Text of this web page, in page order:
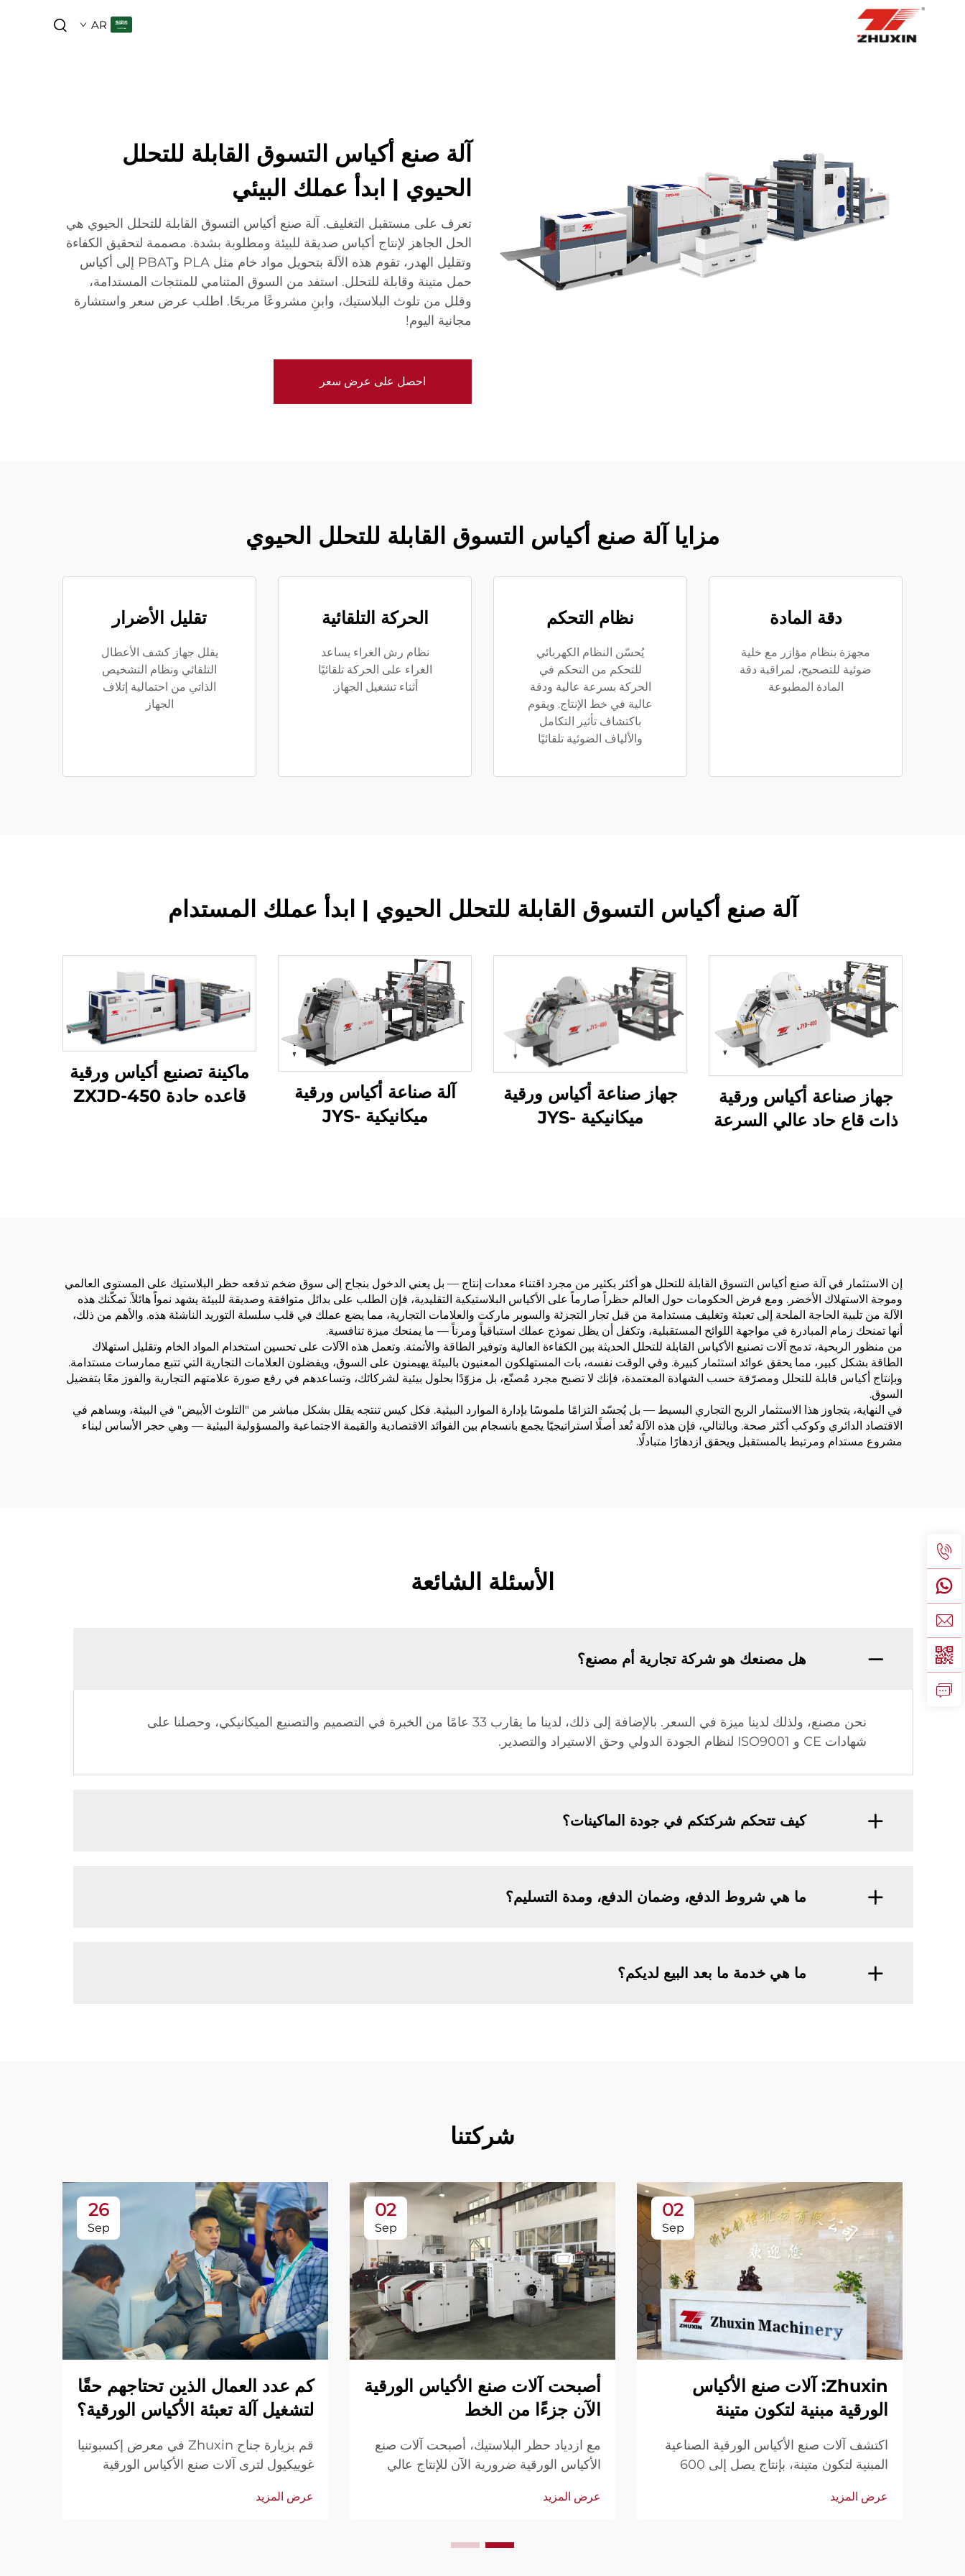
AR
آلة صنع أكياس التسوق القابلة للتحلل
الحيوي | ابدأ عملك البيئي
تعرف على مستقبل التغليف. آلة صنع أكياس التسوق القابلة للتحلل الحيوي هي
الحل الجاهز لإنتاج أكياس صديقة للبيئة ومطلوبة بشدة. مصممة لتحقيق الكفاءة
وتقليل الهدر، تقوم هذه الآلة بتحويل مواد خام مثل PLA وPBAT إلى أكياس
حمل متينة وقابلة للتحلل. استفد من السوق المتنامي للمنتجات المستدامة،
وقلل من تلوث البلاستيك، وابنِ مشروعًا مربحًا. اطلب عرض سعر واستشارة
مجانية اليوم!
احصل على عرض سعر
مزايا آلة صنع أكياس التسوق القابلة للتحلل الحيوي
دقة المادة
مجهزة بنظام مؤازر مع خلية
ضوئية للتصحيح، لمراقبة دقة
المادة المطبوعة
نظام التحكم
يُحسّن النظام الكهربائي
للتحكم من التحكم في
الحركة بسرعة عالية ودقة
عالية في خط الإنتاج. ويقوم
باكتشاف تأثير التكامل
والألياف الضوئية تلقائيًا
الحركة التلقائية
نظام رش الغراء يساعد
الغراء على الحركة تلقائيًا
أثناء تشغيل الجهاز.
تقليل الأضرار
يقلل جهاز كشف الأعطال
التلقائي ونظام التشخيص
الذاتي من احتمالية إتلاف
الجهاز
آلة صنع أكياس التسوق القابلة للتحلل الحيوي | ابدأ عملك المستدام
جهاز صناعة أكياس ورقية
ذات قاع حاد عالي السرعة
جهاز صناعة أكياس ورقية
ميكانيكية JYS-
آلة صناعة أكياس ورقية
ميكانيكية JYS-
ماكينة تصنيع أكياس ورقية
قاعده حادة ZXJD-450
إن الاستثمار في آلة صنع أكياس التسوق القابلة للتحلل هو أكثر بكثير من مجرد اقتناء معدات إنتاج — بل يعني الدخول بنجاح إلى سوق ضخم تدفعه حظر البلاستيك على المستوى العالمي
وموجة الاستهلاك الأخضر. ومع فرض الحكومات حول العالم حظراً صارماً على الأكياس البلاستيكية التقليدية، فإن الطلب على بدائل متوافقة وصديقة للبيئة يشهد نمواً هائلاً. تمكّنك هذه
الآلة من تلبية الحاجة الملحة إلى تعبئة وتغليف مستدامة من قبل تجار التجزئة والسوبر ماركت والعلامات التجارية، مما يضع عملك في قلب سلسلة التوريد الناشئة هذه. والأهم من ذلك،
أنها تمنحك زمام المبادرة في مواجهة اللوائح المستقبلية، وتكفل أن يظل نموذج عملك استباقياً ومرناً — ما يمنحك ميزة تنافسية.
من منظور الربحية، تدمج آلات تصنيع الأكياس القابلة للتحلل الحديثة بين الكفاءة العالية وتوفير الطاقة والأتمتة. وتعمل هذه الآلات على تحسين استخدام المواد الخام وتقليل استهلاك
الطاقة بشكل كبير، مما يحقق عوائد استثمار كبيرة. وفي الوقت نفسه، بات المستهلكون المعنيون بالبيئة يهيمنون على السوق، ويفضلون العلامات التجارية التي تتبع ممارسات مستدامة.
وبإنتاج أكياس قابلة للتحلل ومصرّفة حسب الشهادة المعتمدة، فإنك لا تصبح مجرد مُصنّع، بل مزوّدًا بحلول بيئية لشركائك، وتساعدهم في رفع صورة علامتهم التجارية والفوز معًا بتفضيل
السوق.
في النهاية، يتجاوز هذا الاستثمار الربح التجاري البسيط — بل يُجسّد التزامًا ملموسًا بإدارة الموارد البيئية. فكل كيس تنتجه يقلل بشكل مباشر من "التلوث الأبيض" في البيئة، ويساهم في
الاقتصاد الدائري وكوكب أكثر صحة. وبالتالي، فإن هذه الآلة تُعد أصلًا استراتيجيًا يجمع بانسجام بين الفوائد الاقتصادية والقيمة الاجتماعية والمسؤولية البيئية — وهي حجر الأساس لبناء
مشروع مستدام ومرتبط بالمستقبل ويحقق ازدهارًا متبادلًا.
الأسئلة الشائعة
هل مصنعك هو شركة تجارية أم مصنع؟
نحن مصنع، ولذلك لدينا ميزة في السعر. بالإضافة إلى ذلك، لدينا ما يقارب 33 عامًا من الخبرة في التصميم والتصنيع الميكانيكي، وحصلنا على
شهادات CE و ISO9001 لنظام الجودة الدولي وحق الاستيراد والتصدير.
كيف تتحكم شركتكم في جودة الماكينات؟
ما هي شروط الدفع، وضمان الدفع، ومدة التسليم؟
ما هي خدمة ما بعد البيع لديكم؟
شركتنا
02
Sep
Zhuxin: آلات صنع الأكياس
الورقية مبنية لتكون متينة
اكتشف آلات صنع الأكياس الورقية الصناعية
المبنية لتكون متينة، بإنتاج يصل إلى 600
وسهولة الاستخدام والصيانة المحدودة. احصل
عرض المزيد
02
Sep
أصبحت آلات صنع الأكياس الورقية
الآن جزءًا من الخط
مع ازدياد حظر البلاستيك، أصبحت آلات صنع
الأكياس الورقية ضرورية الآن للإنتاج عالي
الأوتوماتيكية اختيارية. قم بتحديث خط إنتاجك
عرض المزيد
26
Sep
كم عدد العمال الذين تحتاجهم حقًا
لتشغيل آلة تعبئة الأكياس الورقية؟
قم بزيارة جناح Zhuxin في معرض إكسبوتنيا
غوييكيول لترى آلات صنع الأكياس الورقية
وفعال من قبل مشغل واحد. شاهد العروض
عرض المزيد